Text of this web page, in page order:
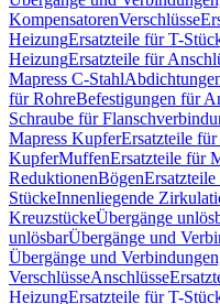
KompensatorenVerschlüsse
HeizungErsatzteile für T-
HeizungErsatzteile für
Mapress C-Stahl
für RohreBefestigungen für
Schraube für
Mapress KupferErsatzteile
KupferMuffenErsatzteile für
ReduktionenBögen
StückeInnenliegende
KreuzstückeÜbergänge
unlösbarÜbergänge und
Übergänge und
VerschlüsseAnschlüsse
HeizungErsatzteile für T-